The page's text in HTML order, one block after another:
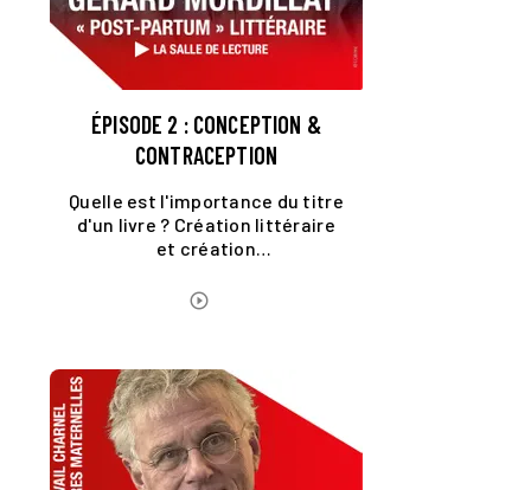
ÉPISODE 2 : CONCEPTION &
CONTRACEPTION
Quelle est l'importance du titre
d'un livre ? Création littéraire
et création
différent ?
play_circle_outline